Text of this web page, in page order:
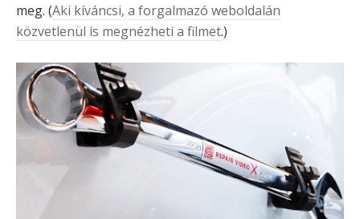
meg. (Aki kíváncsi, a forgalmazó weboldalán
közvetlenül is megnézheti a filmet.)